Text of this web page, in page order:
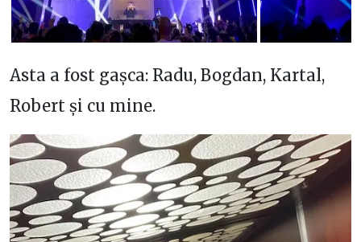
Asta a fost gașca: Radu, Bogdan, Kartal,
Robert și cu mine.